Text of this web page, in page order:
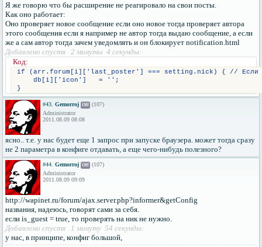
Я же говорю что бы расширение не реагировало на свои посты.
Как оно работает:
Оно проверяет новое сообщение если оно новое тогда проверяет автора
этого сообщения если я например не автор тогда выдаю сообщение, а если
же а сам автор тогда зачем уведомлять и он блокирует notification.html
Добавлено спустя 2 минуты 4 секунды:
Код:
if (arr.forum[i]['last_poster'] === setting.nick) { // Если
    db[i]['icon']   = '';
}
#43. Gemorroj Off (107)
Administrator
2011.08.09 08:08
ясно.. т.е. у нас будет еще 1 запрос при запуске браузера. может тогда сразу
не 2 параметра в конфиге отдавать, а еще чего-нибудь полезного?
#44. Gemorroj Off (107)
Administrator
2011.08.09 09:09
http://wapinet.ru/forum/ajax.server.php?informer&getConfig
названия, надеюсь, говорят сами за себя.
если is_guest = true, то проверять на ник не нужно.
Добавлено спустя 1 минуту 54 секунды:
у нас, в принципе, конфиг большой,